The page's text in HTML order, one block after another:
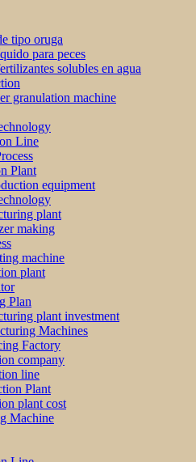
tipo oruga
para peces
solubles en agua
granulation machine
Line
Plant
equipment
plant
making
machine
plant
Plan
plant investment
Machines
Factory
company
line
Plant
plant cost
Machine